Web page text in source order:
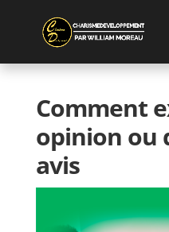
Comment
opinion ou
avis